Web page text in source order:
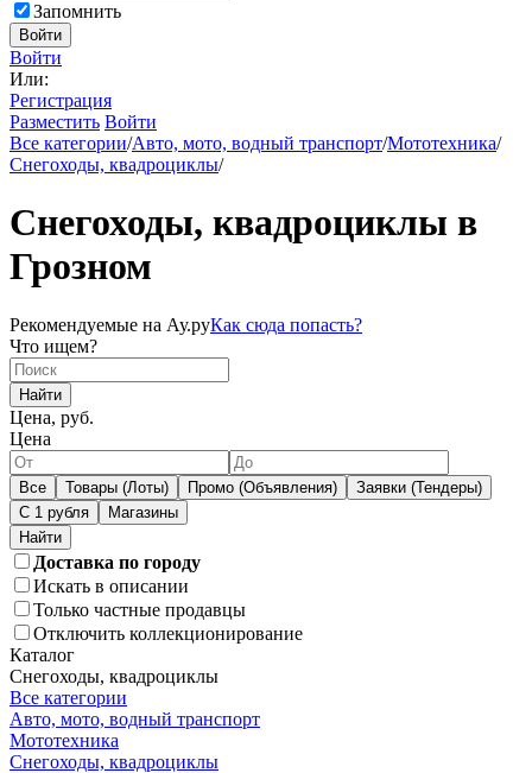
Запомнить
Войти
Войти
Или:
Регистрация
Разместить Войти
Все категории/Авто, мото, водный транспорт/Мототехника/
Снегоходы, квадроциклы/
Снегоходы, квадроциклы в
Грозном
Рекомендуемые на Ау.руКак сюда попасть?
Что ищем?
Найти
Цена, руб.
Цена
Все Товары (Лоты) Промо (Объявления)
Заявки (Тендеры)
С 1 рубля
Магазины
Доставка по городу
Искать в описании
Только частные продавцы
Отключить коллекционирование
Каталог
Снегоходы, квадроциклы
Все категории
Авто, мото, водный транспорт
Мототехника
Снегоходы, квадроциклы